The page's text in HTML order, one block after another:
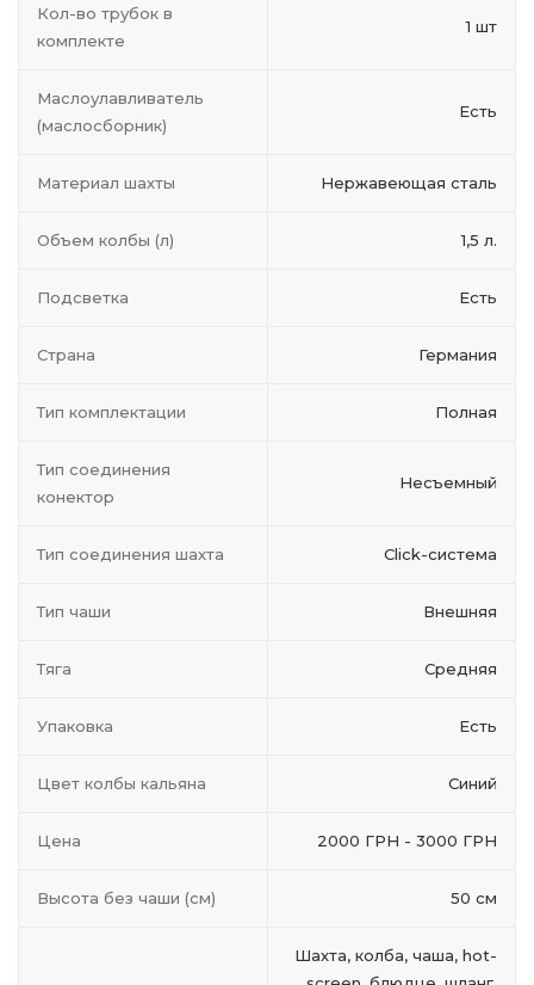
Кол-во трубок в
комплекте
1 шт
Маслоулавливатель
(маслосборник)
Есть
Материал шахты Нержавеющая сталь
Объем колбы (л) 1,5 л.
Подсветка Есть
Страна Германия
Тип комплектации Полная
Тип соединения
конектор
Несъемный
Тип соединения шахта Click-система
Тип чаши Внешняя
Тяга Средняя
Упаковка Есть
Цвет колбы кальяна Синий
Цена 2000 ГРН - 3000 ГРН
Высота без чаши (см) 50 см
Шахта, колба, чаша, hot-